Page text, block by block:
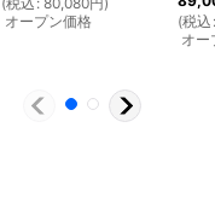
オープン価格
(税込 :
オー